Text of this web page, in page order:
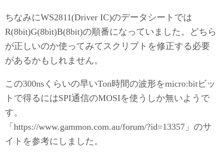
ちなみにWS2811(Driver IC)のデータシートでは
R(8bit)G(8bit)B(8bit)の順番になっていました。どちら
が正しいのか使ってみてスクリプトを修正する必要
があるかもしれません。
この300nsくらいの早いTon時間の波形をmicro:bitビッ
トで得るにはSPI通信のMOSIを使うしか無いようで
す。
「https://www.gammon.com.au/forum/?id=13357」のサ
イトを参考にしました。